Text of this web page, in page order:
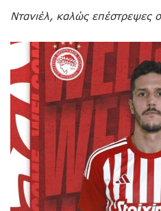
Ντανιέλ, καλώς επέστρεψες